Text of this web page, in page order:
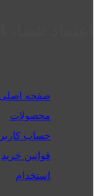
صفحه اصلی
محصولات
حساب
قوانین خرید
استخدام